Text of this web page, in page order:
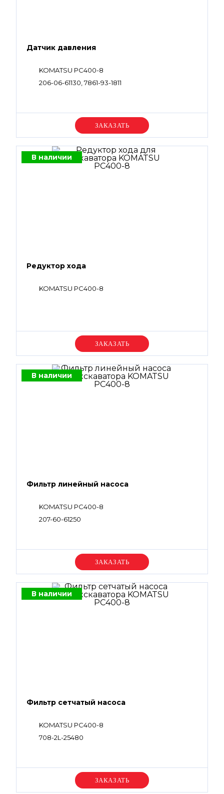
Датчик давления
KOMATSU PC400-8
206-06-61130, 7861-93-1811
Уточняйте цену
В наличии
Редуктор хода
KOMATSU PC400-8
Уточняйте цену
В наличии
Фильтр линейный насоса
KOMATSU PC400-8
207-60-61250
Уточняйте цену
В наличии
Фильтр сетчатый насоса
KOMATSU PC400-8
708-2L-25480
Уточняйте цену